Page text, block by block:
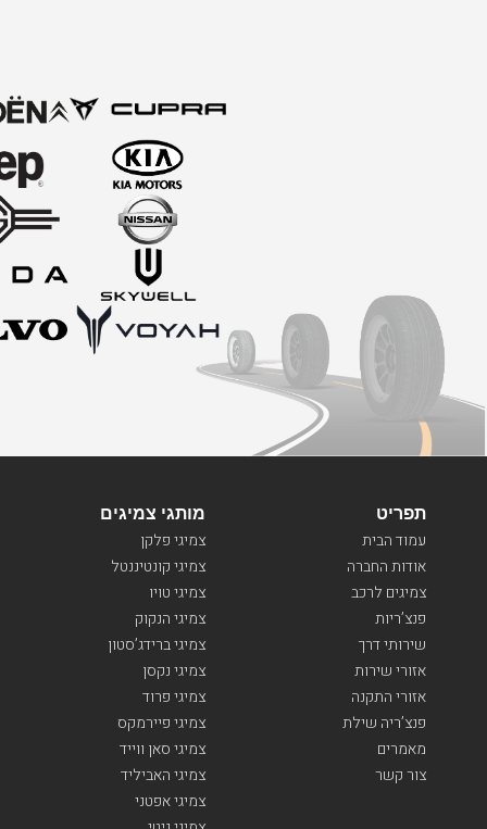
מותגי צמיגים
צמיגי פלקן
צמיגי קונטיננטל
צמיגי טויו
צמיגי הנקוק
צמיגי ברידג’סטון
צמיגי נקסן
צמיגי פרוד
צמיגי פיירמקס
צמיגי סאן ווייד
צמיגי האביליד
צמיגי אפטני
תפריט
עמוד הבית
אודות החברה
צמיגים לרכב
פנצ’ריות
שירותי דרך
אזורי שירות
אזורי התקנה
פנצ’ריה שילת
מאמרים
צור קשר